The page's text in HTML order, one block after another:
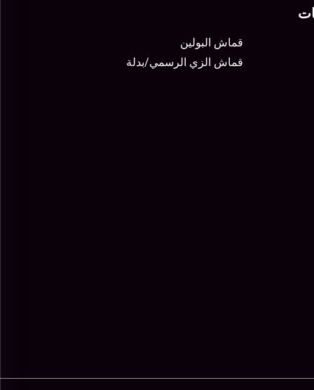
قماش البولين
قماش الزي الرسمي/بدلة